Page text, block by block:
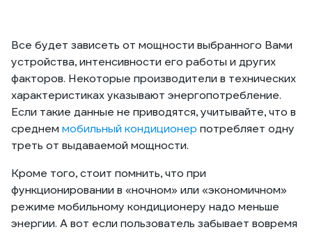
Все будет зависеть от мощности выбранного Вами
устройства, интенсивности его работы и других
факторов. Некоторые производители в технических
характеристиках указывают энергопотребление.
Если такие данные не приводятся, учитывайте, что в
среднем мобильный кондиционер потребляет одну
треть от выдаваемой мощности.
Кроме того, стоит помнить, что при
функционировании в «ночном» или «экономичном»
режиме мобильному кондиционеру надо меньше
энергии. А вот если пользователь забывает вовремя